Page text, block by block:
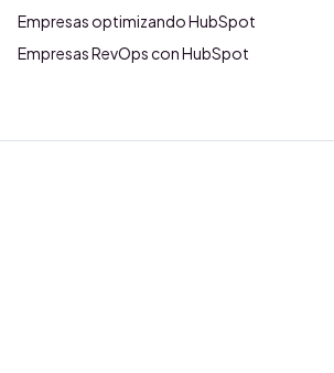
Empresas optimizando HubSpot
Empresas RevOps con HubSpot